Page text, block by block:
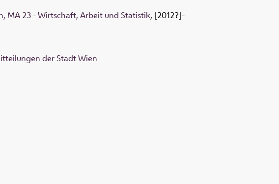
MA 23 - Wirtschaft, Arbeit und Statistik, [2012?]-
der Stadt Wien